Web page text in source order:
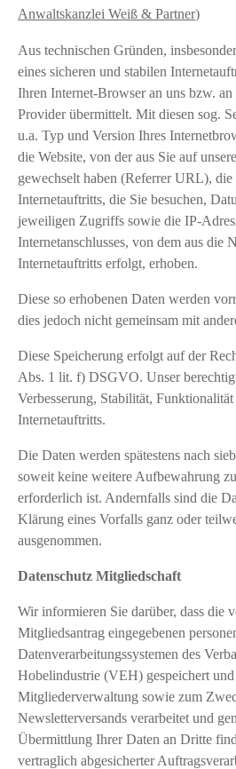
Anwaltskanzlei Weiß & Partner)
Aus technischen Gründen,
eines sicheren und stabilen
Ihren Internet-Browser an uns bzw. an
Provider übermittelt. Mit diesen sog.
u.a. Typ und Version Ihres
die Website, von der aus Sie auf
gewechselt haben (Referrer URL), die
Internetauftritts, die Sie besuchen,
jeweiligen Zugriffs sowie die IP-
Internetanschlusses, von dem aus die
Internetauftritts erfolgt, erhoben.
Diese so erhobenen Daten werden
dies jedoch nicht gemeinsam mit
Diese Speicherung erfolgt auf der
Abs. 1 lit. f) DSGVO. Unser
Verbesserung, Stabilität,
Internetauftritts.
Die Daten werden spätestens nach
soweit keine weitere Aufbewahrung
erforderlich ist. Andernfalls sind die
Klärung eines Vorfalls ganz oder
ausgenommen.
Datenschutz Mitgliedschaft
Wir informieren Sie darüber, dass die
Mitgliedsantrag eingegebenen
Datenverarbeitungssystemen des
Hobelindustrie (VEH) gespeichert
Mitgliederverwaltung sowie zum
Newsletterversands verarbeitet und
Übermittlung Ihrer Daten an Dritte
vertraglich abgesicherter